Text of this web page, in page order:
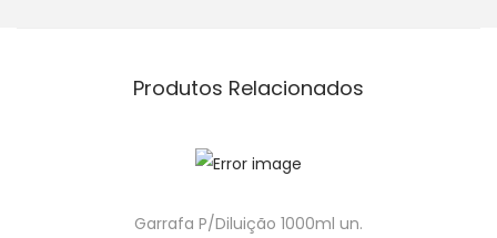
Produtos Relacionados
Garrafa P/Diluição 1000ml un.